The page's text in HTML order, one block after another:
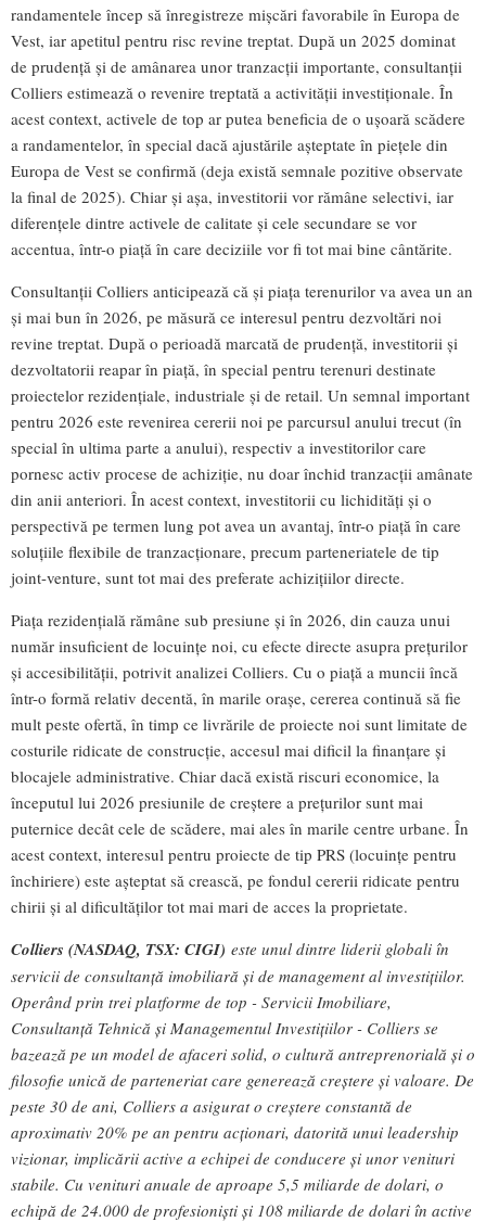
randamentele încep să înregistreze mișcări favorabile în Europa de
Vest, iar apetitul pentru risc revine treptat. După un 2025 dominat
de prudență și de amânarea unor tranzacții importante, consultanții
Colliers estimează o revenire treptată a activității investiționale. În
acest context, activele de top ar putea beneficia de o ușoară scădere
a randamentelor, în special dacă ajustările așteptate în piețele din
Europa de Vest se confirmă (deja există semnale pozitive observate
la final de 2025). Chiar și așa, investitorii vor rămâne selectivi, iar
diferențele dintre activele de calitate și cele secundare se vor
accentua, într-o piață în care deciziile vor fi tot mai bine cântărite.
Consultanții Colliers anticipează că și piața terenurilor va avea un an
și mai bun în 2026, pe măsură ce interesul pentru dezvoltări noi
revine treptat. După o perioadă marcată de prudență, investitorii și
dezvoltatorii reapar în piață, în special pentru terenuri destinate
proiectelor rezidențiale, industriale și de retail. Un semnal important
pentru 2026 este revenirea cererii noi pe parcursul anului trecut (în
special în ultima parte a anului), respectiv a investitorilor care
pornesc activ procese de achiziție, nu doar închid tranzacții amânate
din anii anteriori. În acest context, investitorii cu lichidități și o
perspectivă pe termen lung pot avea un avantaj, într-o piață în care
soluțiile flexibile de tranzacționare, precum parteneriatele de tip
joint-venture, sunt tot mai des preferate achizițiilor directe.
Piața rezidențială rămâne sub presiune și în 2026, din cauza unui
număr insuficient de locuințe noi, cu efecte directe asupra prețurilor
și accesibilității, potrivit analizei Colliers. Cu o piață a muncii încă
într-o formă relativ decentă, în marile orașe, cererea continuă să fie
mult peste ofertă, în timp ce livrările de proiecte noi sunt limitate de
costurile ridicate de construcție, accesul mai dificil la finanțare și
blocajele administrative. Chiar dacă există riscuri economice, la
începutul lui 2026 presiunile de creștere a prețurilor sunt mai
puternice decât cele de scădere, mai ales în marile centre urbane. În
acest context, interesul pentru proiecte de tip PRS (locuințe pentru
închiriere) este așteptat să crească, pe fondul cererii ridicate pentru
chirii și al dificultăților tot mai mari de acces la proprietate.
Colliers (NASDAQ, TSX: CIGI) este unul dintre liderii globali în
servicii de consultanță imobiliară și de management al investițiilor.
Operând prin trei platforme de top - Servicii Imobiliare,
Consultanță Tehnică și Managementul Investițiilor - Colliers se
bazează pe un model de afaceri solid, o cultură antreprenorială și o
filosofie unică de parteneriat care generează creștere și valoare. De
peste 30 de ani, Colliers a asigurat o creștere constantă de
aproximativ 20% pe an pentru acționari, datorită unui leadership
vizionar, implicării active a echipei de conducere și unor venituri
stabile. Cu venituri anuale de aproape 5,5 miliarde de dolari, o
echipă de 24.000 de profesioniști și 108 miliarde de dolari în active